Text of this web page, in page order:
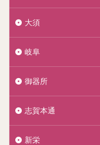
大須
岐阜
御器所
志賀本通
新栄